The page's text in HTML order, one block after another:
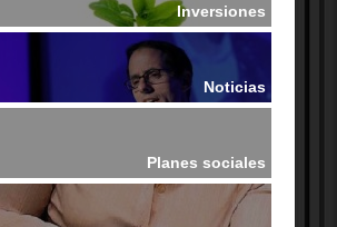
Inversiones
Noticias
Planes sociales